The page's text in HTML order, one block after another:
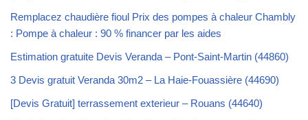
Remplacez chaudière fioul Prix des pompes à chaleur Chambly
: Pompe à chaleur : 90 % financer par les aides
Estimation gratuite Devis Veranda – Pont-Saint-Martin (44860)
3 Devis gratuit Veranda 30m2 – La Haie-Fouassière (44690)
[Devis Gratuit] terrassement exterieur – Rouans (44640)